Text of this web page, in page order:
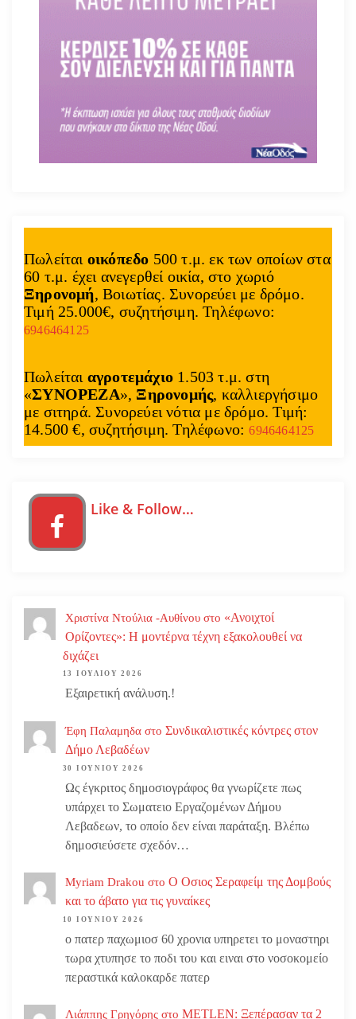
Πωλείται οικόπεδο 500 τ.μ. εκ των οποίων στα
60 τ.μ. έχει ανεγερθεί οικία, στο χωριό
Ξηρονομή, Βοιωτίας. Συνορεύει με δρόμο.
Τιμή 25.000€, συζητήσιμη. Τηλέφωνο:
6946464125
Πωλείται αγροτεμάχιο 1.503 τ.μ. στη
«ΣΥΝΟΡΕΖΑ», Ξηρονομής, καλλιεργήσιμο
με σιτηρά. Συνορεύει νότια με δρόμο. Τιμή:
14.500 €, συζητήσιμη. Τηλέφωνο:6946464125
Like & Follow…
Χριστίνα Ντούλια -Αυθίνου στο «Ανοιχτοί
Ορίζοντες»: Η μοντέρνα τέχνη εξακολουθεί να
διχάζει
13 ΙΟΥΛΊΟΥ 2026
Εξαιρετική ανάλυση.!
Έφη Παλαμηδα στο Συνδικαλιστικές κόντρες στον
Δήμο Λεβαδέων
30 ΙΟΥΝΊΟΥ 2026
Ως έγκριτος δημοσιογράφος θα γνωρίζετε πως
υπάρχει το Σωματειο Εργαζομένων Δήμου
Λεβαδεων, το οποίο δεν είναι παράταξη. Βλέπω
δημοσιεύσετε σχεδόν…
Myriam Drakou στο Ο Οσιος Σεραφείμ της Δομβούς
και το άβατο για τις γυναίκες
10 ΙΟΥΝΊΟΥ 2026
ο πατερ παχωμιοσ 60 χρονια υπηρετει το μοναστηρι
τωρα χτυπησε το ποδι του και ειναι στο νοσοκομείο
περαστικά καλοκαρδε πατερ
Λιάππης Γρηγόρης στο METLEN: Ξεπέρασαν τα 2